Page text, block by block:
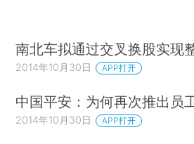
南北车拟通过交叉换股实现
2014年10月30日 APP打开
中国平安：为何再次推出员
2014年10月30日 APP打开